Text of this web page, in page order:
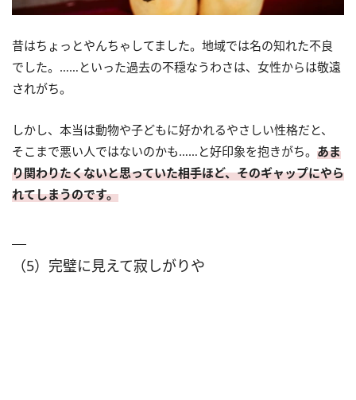
昔はちょっとやんちゃしてました。地域では名の知れた不良
でした。……といった過去の不穏なうわさは、女性からは敬遠
されがち。
しかし、本当は動物や子どもに好かれるやさしい性格だと、
そこまで悪い人ではないのかも……と好印象を抱きがち。 あま
り関わりたくないと思っていた相手ほど、そのギャップにやら
れてしまうのです。
（5）完璧に見えて寂しがりや